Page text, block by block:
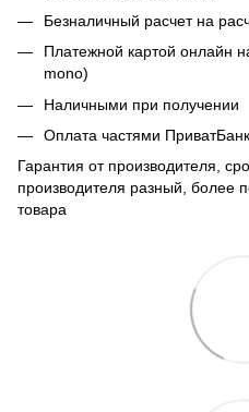
Безналичный расчет на
Платежной картой онлайн
mono)
Наличными при получении
Оплата частями
Гарантия от производителя,
производителя разный, более
товара